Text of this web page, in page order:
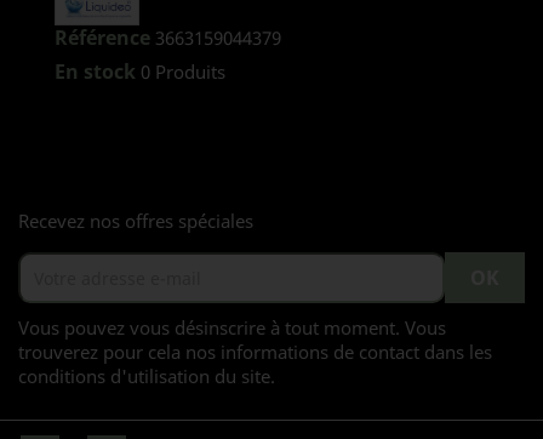
Référence 3663159044379
En stock 0 Produits
Recevez nos offres spéciales
Vous pouvez vous désinscrire à tout moment. Vous
trouverez pour cela nos informations de contact dans les
conditions d'utilisation du site.